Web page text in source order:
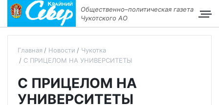
Общественно–политическая газета
Чукотского АО
Главная Новости
Чукотка
С ПРИЦЕЛОМ НА УНИВЕРСИТЕТЫ
С ПРИЦЕЛОМ НА
УНИВЕРСИТЕТЫ